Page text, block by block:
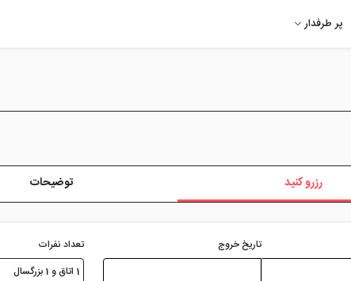
پر طرفدار
رزرو کنید توضیحات
تاریخ خروج
تعداد نفرات
1 اتاق و 1 بزرگسال